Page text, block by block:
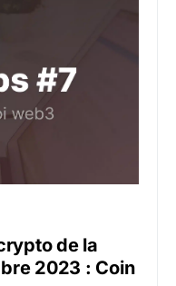
de la
2023 : Coin